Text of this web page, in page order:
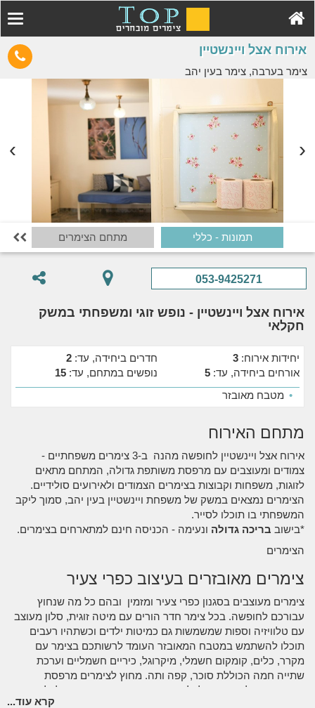
אירוח אצל ויינשטיין
צימר בערבה, צימר בעין יהב
תמונות - כללי מתחם הצימרים 
053-9425271
אירוח אצל ויינשטיין - נופש זוגי ומשפחתי במשק
חקלאי
יחידות אירוח: 3 חדרים ביחידה, עד: 2
אורחים ביחידה, עד: 5 נופשים במתחם, עד: 15
• מטבח מאובזר
מתחם האירוח
אירוח אצל ויינשטיין לחופשה מהנה ב-3 צימרים משפחתיים -
צמודים ומעוצבים עם מרפסת משותפת גדולה, המתחם מתאים
לזוגות, משפחות וקבוצות בצימרים הצמודים ולאירועים סולידיים.
הצימרים נמצאים במשק של משפחת ויינשטיין בעין יהב, סמוך ליקב
המשפחתי בו תוכלו לסייר.
*בישוב בריכה גדולה ונעימה - הכניסה חינם למתארחים בצימרים.
הצימרים
צימרים מאובזרים בעיצוב כפרי צעיר
צימרים מעוצבים בסגנון כפרי צעיר ומזמין ובהם כל מה שנחוץ
עבורכם לחופשה. בכל צימר חדר הורים עם מיטה זוגית, סלון מעוצב
עם טלוויזיה וספות שמשמשות גם כמיטות ילדים וכשתהיו רעבים
תוכלו להשתמש במטבח המאובזר העומד לרשותכם בצימר עם
מקרר, כלים, קומקום חשמלי, מיקרוגל, כיריים חשמליים וערכת
שתייה חמה הכוללת סוכר, קפה ותה. מחוץ לצימרים מרפסת
משותפת גדולה בה תוכלו להכין ארוחות עם עמדות המנגל ולהתרווח
קרא עוד...